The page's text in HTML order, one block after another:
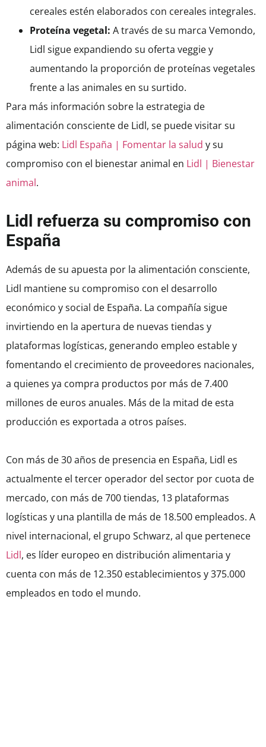
cereales estén elaborados con cereales integrales.
Proteína vegetal: A través de su marca Vemondo,
Lidl sigue expandiendo su oferta veggie y
aumentando la proporción de proteínas vegetales
frente a las animales en su surtido.
Para más información sobre la estrategia de
alimentación consciente de Lidl, se puede visitar su
página web: Lidl España | Fomentar la salud y su
compromiso con el bienestar animal en Lidl | Bienestar
animal.
Lidl refuerza su compromiso con
España
Además de su apuesta por la alimentación consciente,
Lidl mantiene su compromiso con el desarrollo
económico y social de España. La compañía sigue
invirtiendo en la apertura de nuevas tiendas y
plataformas logísticas, generando empleo estable y
fomentando el crecimiento de proveedores nacionales,
a quienes ya compra productos por más de 7.400
millones de euros anuales. Más de la mitad de esta
producción es exportada a otros países.
Con más de 30 años de presencia en España, Lidl es
actualmente el tercer operador del sector por cuota de
mercado, con más de 700 tiendas, 13 plataformas
logísticas y una plantilla de más de 18.500 empleados. A
nivel internacional, el grupo Schwarz, al que pertenece
Lidl, es líder europeo en distribución alimentaria y
cuenta con más de 12.350 establecimientos y 375.000
empleados en todo el mundo.